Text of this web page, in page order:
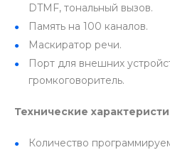
DTMF, тональный вызов.
Память на 100 каналов.
Маскиратор речи.
Порт для внешних
громкоговоритель.
Технические
Количество